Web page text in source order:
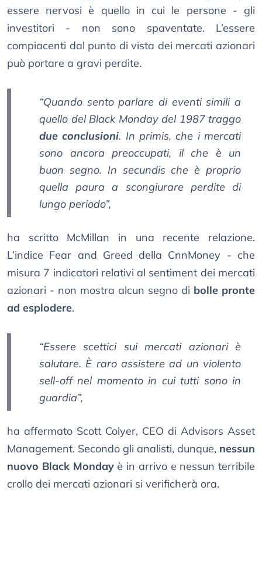
essere nervosi è quello in cui le persone - gli
investitori - non sono spaventate. L’essere
compiacenti dal punto di vista dei mercati azionari
può portare a gravi perdite.
“Quando sento parlare di eventi simili a
quello del Black Monday del 1987 traggo
due conclusioni. In primis, che i mercati
sono ancora preoccupati, il che è un
buon segno. In secundis che è proprio
quella paura a scongiurare perdite di
lungo periodo”,
ha scritto McMillan in una recente relazione.
L’indice Fear and Greed della CnnMoney - che
misura 7 indicatori relativi al sentiment dei mercati
azionari - non mostra alcun segno di bolle pronte
ad esplodere.
“Essere scettici sui mercati azionari è
salutare. È raro assistere ad un violento
sell-off nel momento in cui tutti sono in
guardia”,
ha affermato Scott Colyer, CEO di Advisors Asset
Management. Secondo gli analisti, dunque, nessun
nuovo Black Mondayè in arrivo e nessun terribile
crollo dei mercati azionari si verificherà ora.